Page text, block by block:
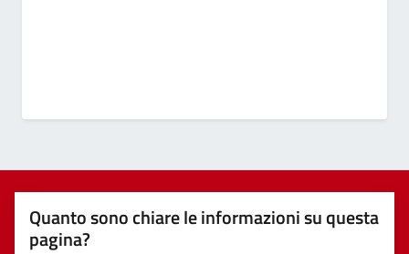
Quanto sono chiare le informazioni su questa
pagina?